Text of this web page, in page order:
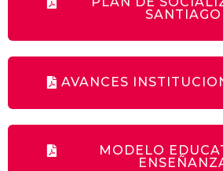
SANTIAGO
AVANCES
MODELO